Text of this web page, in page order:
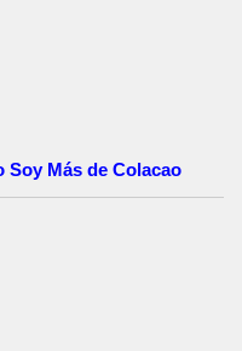
Soy Más de Colacao